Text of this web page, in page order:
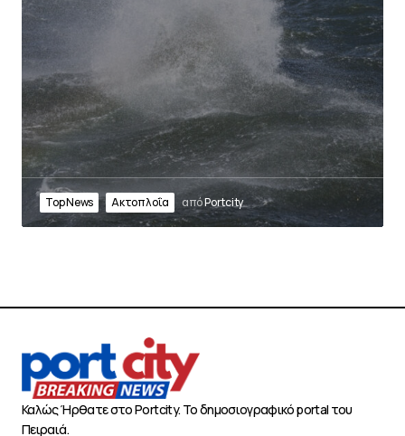
Top News Ακτοπλοΐα απόPortcity
Καλώς Ήρθατε στο Portcity. Το δημοσιογραφικό portal του
Πειραιά.